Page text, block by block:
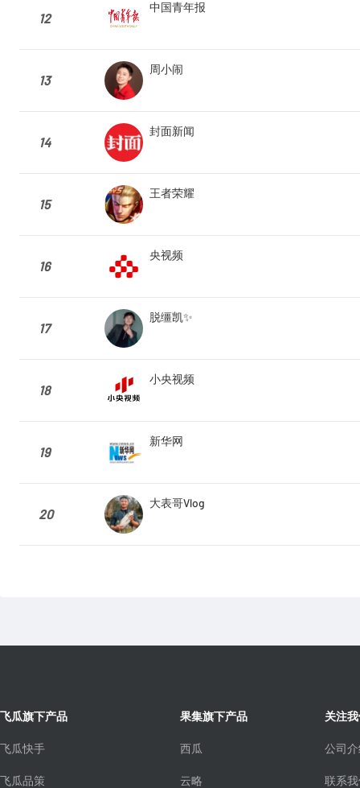
12
中国青年报
13
周小闹
14
封面新闻
15
王者荣耀
16
央视频
17
脱缰凯✨
18
小央视频
19
新华网
20
大表哥Vlog
飞瓜旗下产品
飞瓜快手
飞瓜品策
果集旗下产品
西瓜
云略
关注
公司
联系